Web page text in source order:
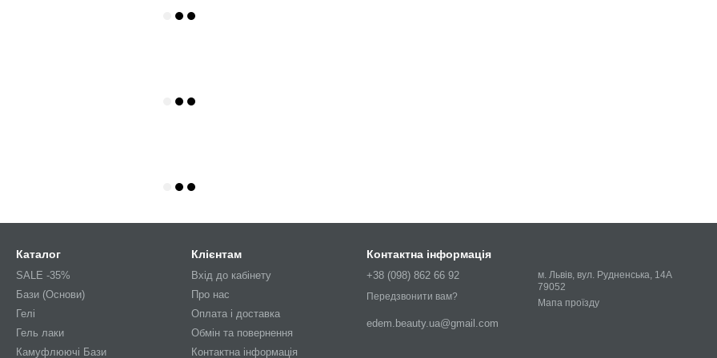
Каталог
SALE -35%
Бази (Основи)
Гелі
Гель лаки
Камуфлюючі Бази
Клієнтам
Вхід до кабінету
Про нас
Оплата і доставка
Обмін та повернення
Контактна інформація
Контактна інформація
+38 (098) 862 66 92
Передзвонити вам?
edem.beauty.ua@gmail.com
м. Львів, вул. Рудненська, 14А
79052
Мапа проїзду